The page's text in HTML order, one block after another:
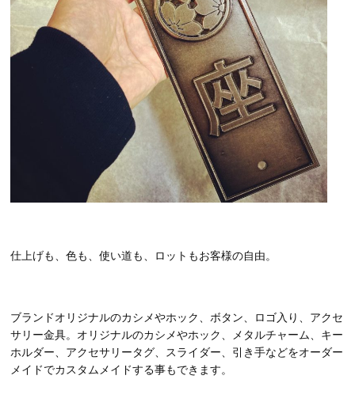
仕上げも、色も、使い道も、ロットもお客様の自由。
ブランドオリジナルのカシメやホック、ボタン、ロゴ入り、アクセ
サリー金具。オリジナルのカシメやホック、メタルチャーム、キー
ホルダー、アクセサリータグ、スライダー、引き手などをオーダー
メイドでカスタムメイドする事もできます。